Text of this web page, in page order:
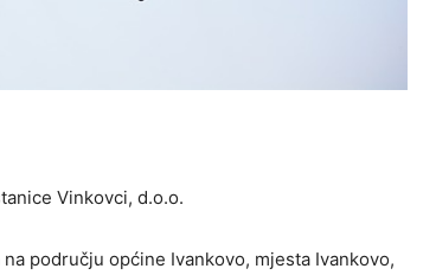
Vinkovci, d.o.o.
području općine Ivankovo, mjesta Ivankovo,